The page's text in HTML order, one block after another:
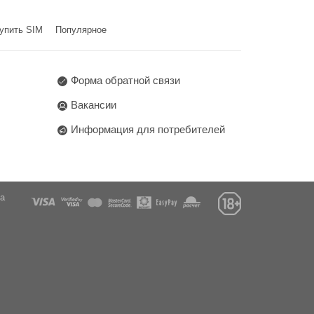
SIM Популярное
Форма обратной связи
Вакансии
Информация для потребителей